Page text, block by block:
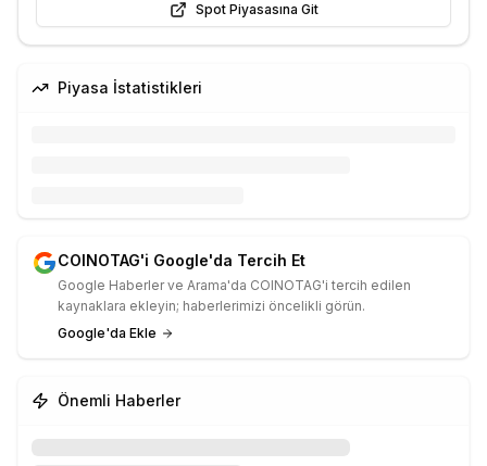
Spot Piyasasına Git
Piyasa İstatistikleri
COINOTAG'i Google'da Tercih Et
Google Haberler ve Arama'da COINOTAG'i tercih edilen
kaynaklara ekleyin; haberlerimizi öncelikli görün.
Google'da Ekle
Önemli Haberler